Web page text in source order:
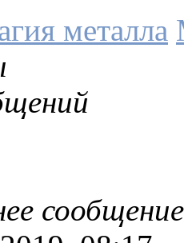
металла
сообщение